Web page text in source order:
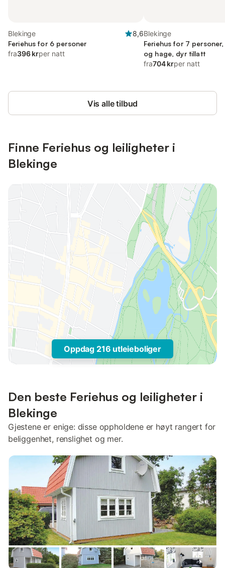
Blekinge
8,6
Feriehus for 6 personer
fra396 krper natt
Blekinge
Feriehus for 7
og hage, dyr tillatt
fra704 krper natt
Vis alle tilbud
Finne Feriehus og leiligheter i
Blekinge
Oppdag 216 utleieboliger
Den beste Feriehus og leiligheter i
Blekinge
Gjestene er enige: disse oppholdene er høyt rangert for
beliggenhet, renslighet og mer.